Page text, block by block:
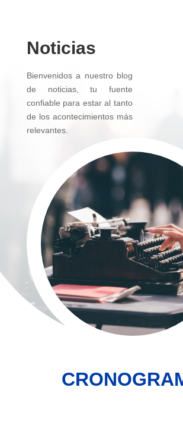
Noticias
Bienvenidos a nuestro blog
de noticias, tu fuente
confiable para estar al tanto
de los acontecimientos más
relevantes.